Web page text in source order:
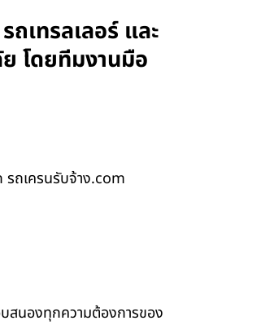
ถเทรลเลอร์ และ
โดยทีมงานมือ
รถเครนรับจ้าง.com
สนองทุกความต้องการของ